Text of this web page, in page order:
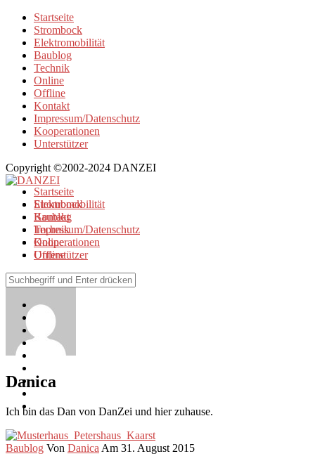
Startseite
Strombock
Elektromobilität
Baublog
Technik
Online
Offline
Kontakt
Impressum/Datenschutz
Kooperationen
Unterstützer
Copyright ©2002-2024 DANZEI
Startseite
Strombock
Kontakt
Impressum/Datenschutz
Kooperationen
Unterstützer
Elektromobilität
Baublog
Technik
Online
Offline
Browse alle Artikel von
Danica
Ich bin das Dan von DanZei und hier zuhause.
Baublog Von Danica Am 31. August 2015